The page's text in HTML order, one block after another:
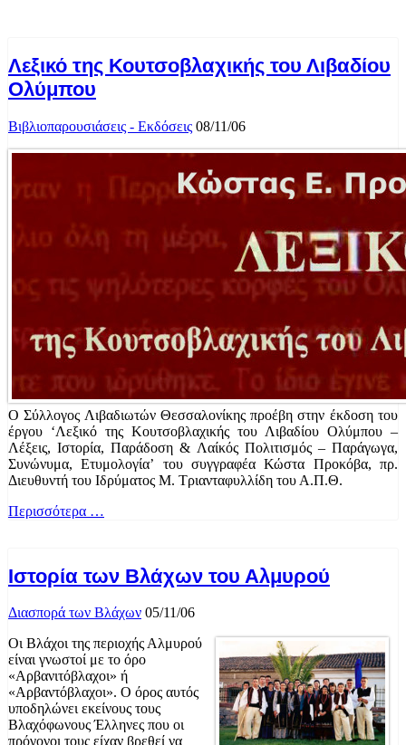
Λεξικό της Κουτσοβλαχικής του Λιβαδίου
Ολύμπου
Βιβλιοπαρουσιάσεις - Εκδόσεις 08/11/06
O Σύλλογος Λιβαδιωτών Θεσσαλονίκης προέβη στην έκδοση του
έργου ‘Λεξικό της Κουτσοβλαχικής του Λιβαδίου Ολύμπου –
Λέξεις, Ιστορία, Παράδοση & Λαίκός Πολιτισμός – Παράγωγα,
Συνώνυμα, Ετυμολογία’ του συγγραφέα Κώστα Προκόβα, πρ.
Διευθυντή του Ιδρύματος Μ. Τριανταφυλλίδη του Α.Π.Θ.
Περισσότερα …
Ιστορία των Βλάχων του Αλμυρού
Διασπορά των Βλάχων 05/11/06
Οι Βλάχοι της περιοχής Αλμυρού
είναι γνωστοί με το όρο
«Αρβανιτόβλαχοι» ή
«Αρβαντόβλαχοι». Ο όρος αυτός
υποδηλώνει εκείνους τους
Βλαχόφωνους Έλληνες που οι
πρόγονοι τους είχαν βρεθεί να